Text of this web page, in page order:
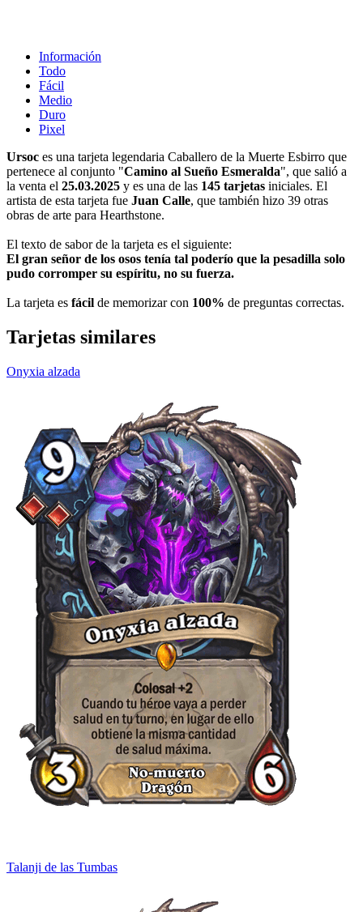
Información
Todo
Fácil
Medio
Duro
Pixel
Ursoc es una tarjeta legendaria Caballero de la Muerte Esbirro que
pertenece al conjunto "Camino al Sueño Esmeralda", que salió a
la venta el 25.03.2025 y es una de las 145 tarjetas iniciales. El
artista de esta tarjeta fue Juan Calle, que también hizo 39 otras
obras de arte para Hearthstone.
El texto de sabor de la tarjeta es el siguiente:
El gran señor de los osos tenía tal poderío que la pesadilla solo
pudo corromper su espíritu, no su fuerza.
La tarjeta es fácil de memorizar con 100% de preguntas correctas.
Tarjetas similares
Onyxia alzada
Talanji de las Tumbas